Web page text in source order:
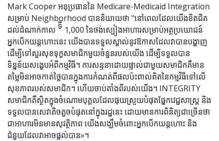
Mark Cooper អនុប្រធាននៃ Medicare-Medicaid Integration
សម្រាប់ Neighborhood បាននិយាយថា "នៅពេលដែលយើងខិតជិត
ដល់ដំណាក់កាល ទី 1,000 នៃថង់ស្បៀងអាហារសម្រាប់អត្ថប្រយោជន៍
អ្នកបើកយន្តហោះនេះ យើងបានទទួលស្គាល់នូវឱកាសដែលវាបានបង្ហាញ
ដើម្បីទៅសួរសុខទុក្ខសមាជិកមួយចំនួនរបស់យើង ដើម្បីទទួលបាន
ទិន្នន័យសង្ខេបអំពីកម្មវិធី។ ការសន្ទនាដោយផ្ទាល់ជាមួយសមាជិកគឺមាន
តម្លៃមិនអាចកាត់ថ្លៃបានក្នុងការកំណត់ពីផលប៉ះពាល់ពិតនៃកម្មវិធីទៅលើ
សុខភាពរបស់សមាជិក។ ហើយចាប់តាំងពីរបស់យើង។ INTEGRITY
សមាជិកគឺស្ថិតក្នុងចំណោមបុគ្គលដែលផុយស្រួយបំផុតផ្នែកវេជ្ជសាស្រ្ត និង
ទទួលបានសេវាតិចតួចបំផុតនៅក្នុងរដ្ឋនេះ ដោយមានការពិនិត្យជាច្រើនថា
ជាអាហារមិនមានសុវត្ថិភាព យើងសង្ឃឹមចំពោះអ្នកបើកយន្តហោះ និង
ជំនួយដែលវាអាចផ្តល់បាន»។